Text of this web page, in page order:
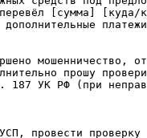
[сумма] [куда/
дополнительные
мошенничество,
прошу
187 УК РФ (при
провести